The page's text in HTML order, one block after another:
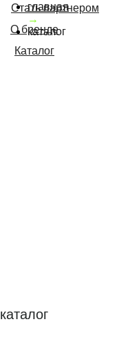
Стать партнером
О бренде
Каталог
главная
→
каталог
каталог